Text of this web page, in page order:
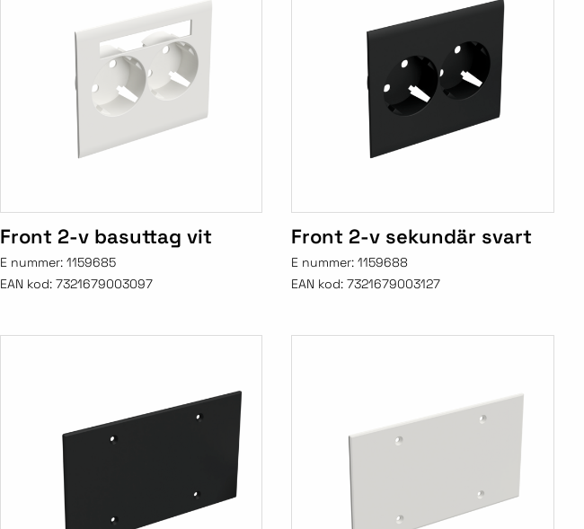
Front 2-v basuttag vit
E nummer: 1159685
EAN kod: 7321679003097
Front 2-v sekundär svart
E nummer:1159688
EAN kod: 7321679003127